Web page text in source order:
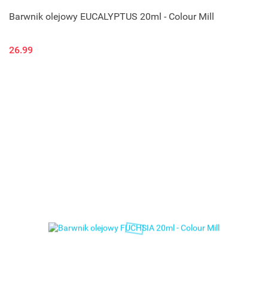
Barwnik olejowy EUCALYPTUS 20ml - Colour Mill
26.99